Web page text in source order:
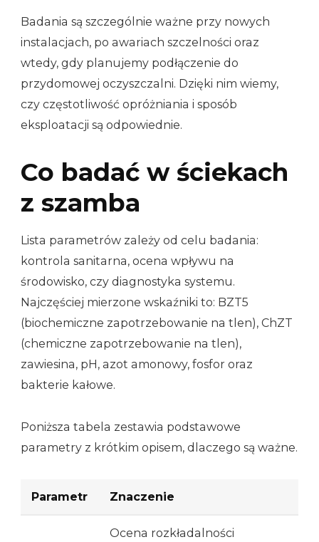
Badania są szczególnie ważne przy nowych
instalacjach, po awariach szczelności oraz
wtedy, gdy planujemy podłączenie do
przydomowej oczyszczalni. Dzięki nim wiemy,
czy częstotliwość opróżniania i sposób
eksploatacji są odpowiednie.
Co badać w ściekach
z szamba
Lista parametrów zależy od celu badania:
kontrola sanitarna, ocena wpływu na
środowisko, czy diagnostyka systemu.
Najczęściej mierzone wskaźniki to: BZT5
(biochemiczne zapotrzebowanie na tlen), ChZT
(chemiczne zapotrzebowanie na tlen),
zawiesina, pH, azot amonowy, fosfor oraz
bakterie kałowe.
Poniższa tabela zestawia podstawowe
parametry z krótkim opisem, dlaczego są ważne.
Parametr Znaczenie
Ocena rozkładalności